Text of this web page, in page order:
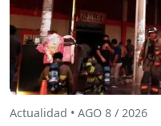
Actualidad • AGO 8 / 2026